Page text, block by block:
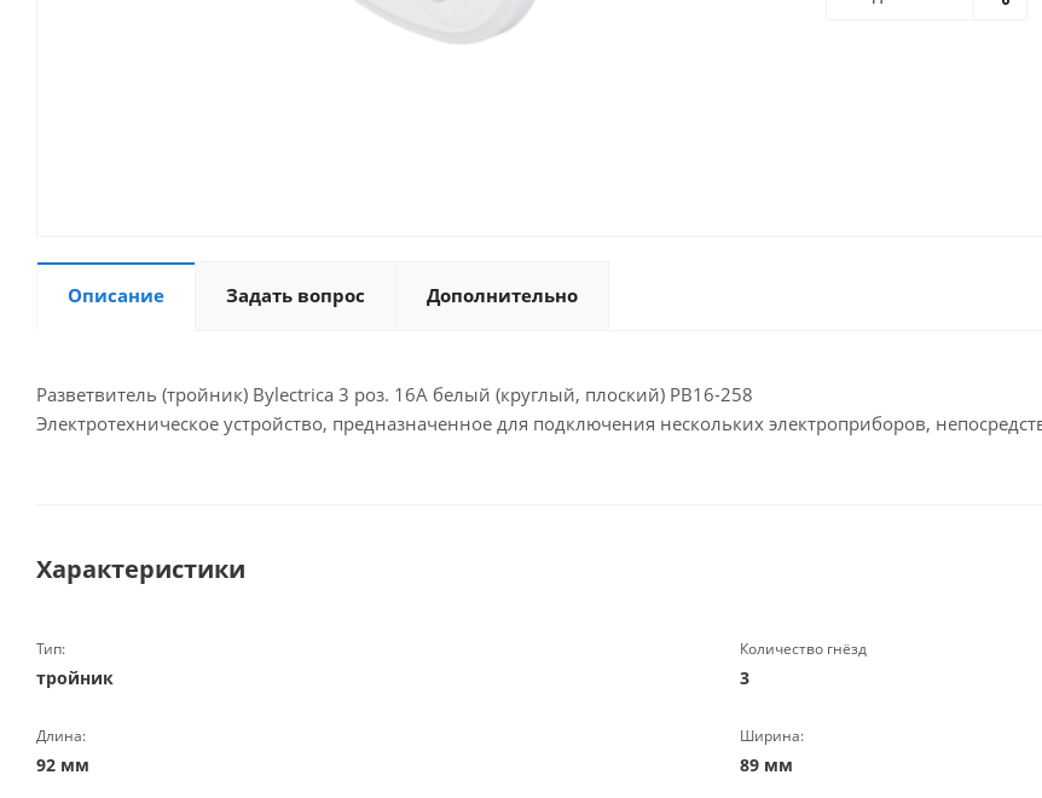
Описание Задать вопрос Дополнительно
Разветвитель (тройник) Bylectrica 3 роз. 16А белый (круглый, плоский) РВ16-258
Электротехническое устройство, предназначенное для подключения нескольких электроприборов,
Характеристики
Тип:
тройник
Количество гнёзд
3
Длина:
92 мм
Ширина:
89 мм